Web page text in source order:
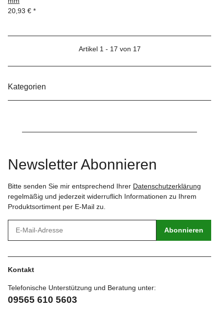
20,93 € *
Artikel 1 - 17 von 17
Kategorien
Newsletter Abonnieren
Bitte senden Sie mir entsprechend Ihrer Datenschutzerklärung
regelmäßig und jederzeit widerruflich Informationen zu Ihrem
Produktsortiment per E-Mail zu.
Abonnieren
Kontakt
Telefonische Unterstützung und Beratung unter:
09565 610 5603